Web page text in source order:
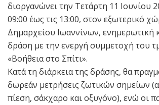
διοργανώνει την Τετάρτη 11 Ιουνίου
09:00 έως τις 13:00, στον εξωτερικό
Δημαρχείου Ιωαννίνων, ενημερωτική
δράση με την ενεργή συμμετοχή του
«Βοήθεια στο Σπίτι».
Κατά τη διάρκεια της δράσης, θα
δωρεάν μετρήσεις ζωτικών σημείων
πίεση, σάκχαρο και οξυγόνο), ενώ οι